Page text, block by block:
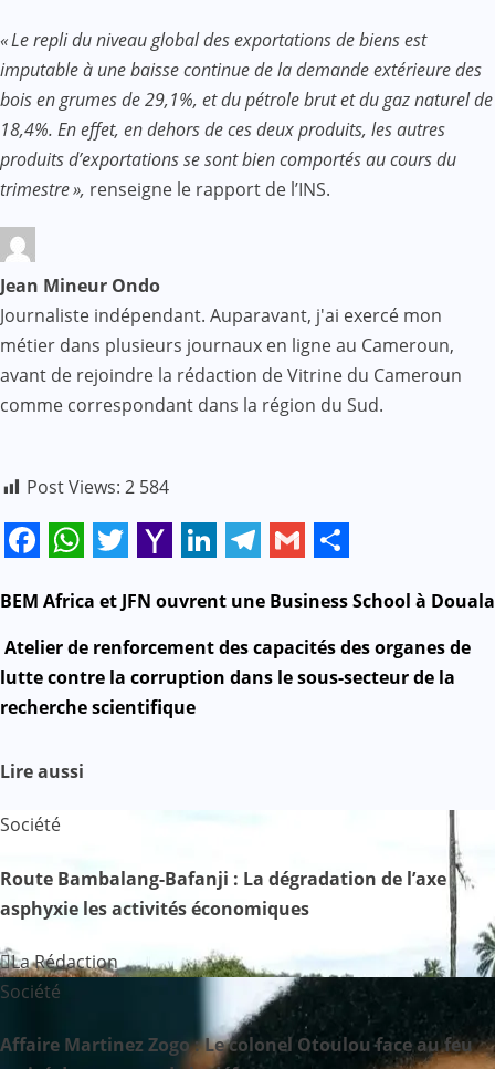
« Le repli du niveau global des exportations de biens est
imputable à une baisse continue de la demande extérieure des
bois en grumes de 29,1%, et du pétrole brut et du gaz naturel de
18,4%. En effet, en dehors de ces deux produits, les autres
produits d’exportations se sont bien comportés au cours du
trimestre », renseigne le rapport de l’INS.
Jean Mineur Ondo
Journaliste indépendant. Auparavant, j'ai exercé mon
métier dans plusieurs journaux en ligne au Cameroun,
avant de rejoindre la rédaction de Vitrine du Cameroun
comme correspondant dans la région du Sud.
Post Views: 2 584
Mail
N
a
v
a
t
o
BEM Africa et JFN ouvrent une Business School à Douala
Atelier de renforcement des capacités des organes de
lutte contre la corruption dans le sous-secteur de la
recherche scientifique
Lire aussi
Société
Route Bambalang-Bafanji : La dégradation de l’axe
asphyxie les activités économiques
La Rédaction
Société
Affaire Martinez Zogo : Le colonel Otoulou face au feu